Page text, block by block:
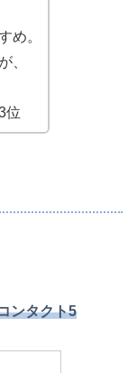
め。
、
位
ンタクト5